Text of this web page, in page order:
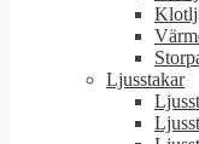
Ljusstakar